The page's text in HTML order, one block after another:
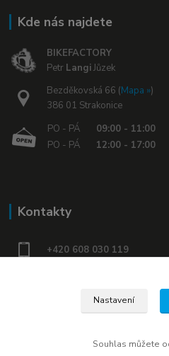
Kde nás najdete
BIKEFACTORY
Petr LangiJůzek
Bezděkovská 66 (Mapa »)
386 01 Strakonice
PO - PÁ
09:00 - 11:00
PO - PÁ
12:00 - 17:00
Kontakty
+420 608 030 119
Nastavení
Souhlas můžete